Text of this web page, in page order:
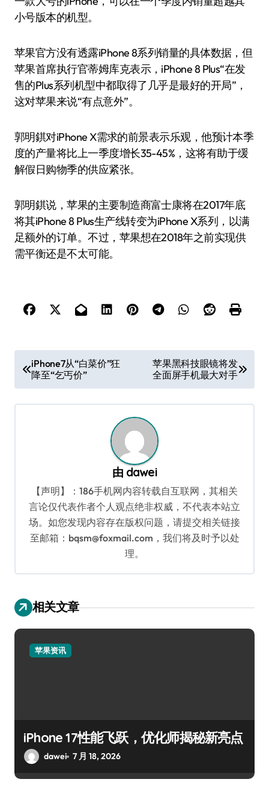
小号版本的机型。
苹果官方没有透露iPhone 8系列销量的具体数据，但
苹果首席执行官蒂姆库克表示，iPhone 8 Plus“在发
售的Plus系列机型中都取得了几乎是最好的开局”，
这对苹果来说“有点意外”。
郭明錤对iPhone X需求的前景表示乐观，他预计本季
度的产量将比上一季度增长35-45%，这将有助于缓
解假日购物季的供应紧张。
郭明錤说，苹果的主要制造商富士康将在2017年底
将其iPhone 8 Plus生产线转变为iPhone X系列，以满
足额外的订单。不过，苹果想在2018年之前实现供
需平衡还是不太可能。
章
导
iPhone7从“白菜价”狂
降至“乞丐价”
苹果黑科技眼镜将发
全面屏手机最大对手
由 dawei
【声明】：186手机网内容转载自互联网，其相关
言论仅代表作者个人观点绝非权威，不代表本站立
场。如您发现内容存在版权问题，请提交相关链接
至邮箱：bqsm@foxmail.com，我们将及时予以处
理。
相关文章
苹果资讯
iPhone 17性能飞跃，优化师揭秘新亮点
dawei 7 月 18, 2026